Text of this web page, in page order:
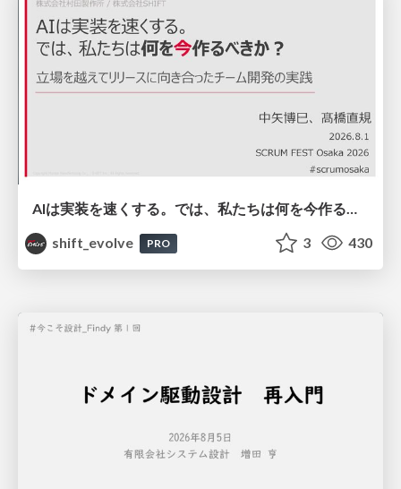
AIは実装を速くする。では、私たちは何を今作るべきか？－立場を越えてリリースに向き合ったチーム開発の実践 / 20260801 Hiromi Nakaya and Naoki Takahashi
shift_evolve
PRO 3 430